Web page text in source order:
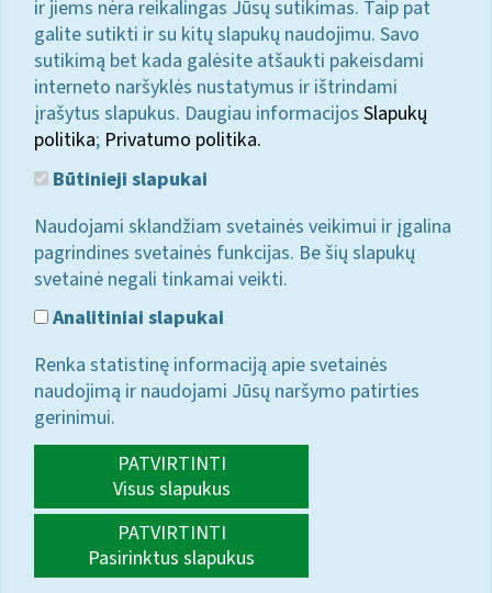
ir jiems nėra reikalingas Jūsų sutikimas. Taip pat
galite sutikti ir su kitų slapukų naudojimu. Savo
sutikimą bet kada galėsite atšaukti pakeisdami
interneto naršyklės nustatymus ir ištrindami
įrašytus slapukus. Daugiau informacijos Slapukų
politika; Privatumo politika.
Būtinieji slapukai
Naudojami sklandžiam svetainės veikimui ir įgalina
pagrindines svetainės funkcijas. Be šių slapukų
svetainė negali tinkamai veikti.
Analitiniai slapukai
Renka statistinę informaciją apie svetainės
naudojimą ir naudojami Jūsų naršymo patirties
gerinimui.
PATVIRTINTI
Visus slapukus
PATVIRTINTI
Pasirinktus slapukus